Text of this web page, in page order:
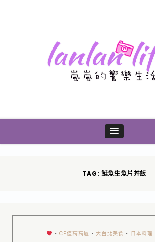
TAG: 鮭魚生魚片丼飯
• CP值高高區 • 大台北美食 • 日本料理